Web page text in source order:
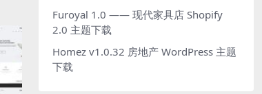
Furoyal 1.0 —— 现代家具店 Shopify
2.0 主题下载
Homez v1.0.32 房地产 WordPress 主题
下载